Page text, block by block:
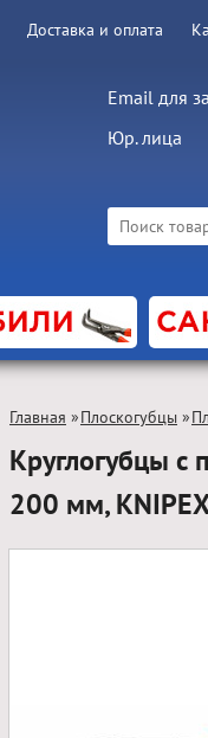
Доставка и оплата
Email для
Юр. лица
Главная »Плоскогубцы »
Круглогубцы
200 мм,